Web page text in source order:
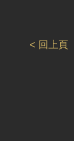
< 回上頁